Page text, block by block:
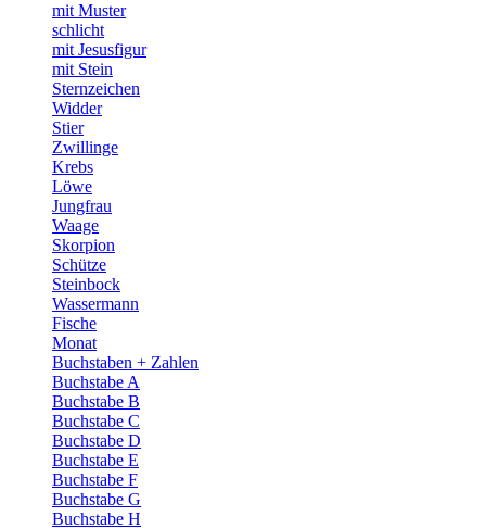
mit Muster
schlicht
mit Jesusfigur
mit Stein
Sternzeichen
Widder
Stier
Zwillinge
Krebs
Löwe
Jungfrau
Waage
Skorpion
Schütze
Steinbock
Wassermann
Fische
Monat
Buchstaben + Zahlen
Buchstabe A
Buchstabe B
Buchstabe C
Buchstabe D
Buchstabe E
Buchstabe F
Buchstabe G
Buchstabe H